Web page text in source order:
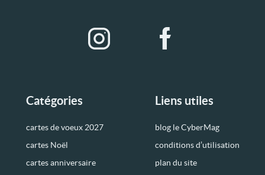
Catégories
cartes de voeux 2027
cartes Noël
cartes anniversaire
Liens utiles
blog le CyberMag
conditions d’utilisation
plan du site